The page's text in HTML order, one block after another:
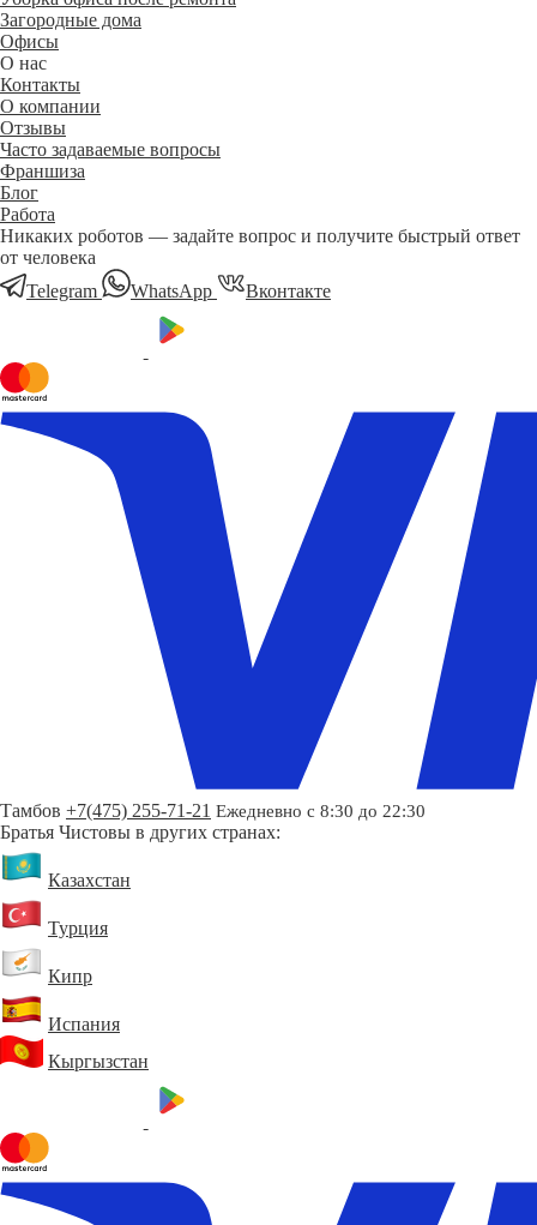
Загородные дома
Офисы
О нас
Контакты
О компании
Отзывы
Часто задаваемые вопросы
Франшиза
Блог
Работа
Никаких роботов — задайте вопрос и получите быстрый ответ
от человека
Telegram
WhatsApp Вконтакте
Тамбов +7(475) 255-71-21 Ежедневно с 8:30 до 22:30
Братья Чистовы в других странах:
Казахстан
Турция
Кипр
Испания
Кыргызстан